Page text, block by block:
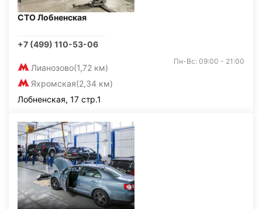
СТО Лобненская
+7 (499) 110-53-06
Лианозово(1,72 км)
Яхромская(2,34 км)
Пн-Вс: 09:00 - 21:00
Лобненская, 17 стр.1